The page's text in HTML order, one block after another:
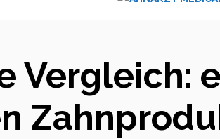
Vergleich: